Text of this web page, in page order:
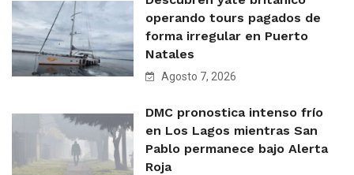
operando tours pagados de
forma irregular en Puerto
Natales
Agosto 7, 2026
DMC pronostica intenso frío
en Los Lagos mientras San
Pablo permanece bajo Alerta
Roja